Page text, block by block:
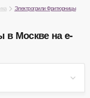
Электрогрили Фритюрницы
в Москве на e-